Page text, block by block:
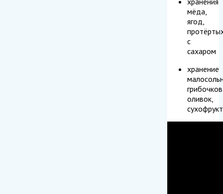
мёда,
ягод,
с
сахаром
хранение
оливок,